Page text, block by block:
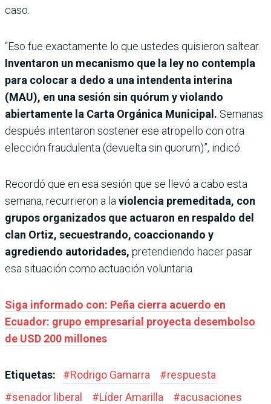
caso.
“Eso fue exactamente lo que ustedes quisieron saltear.
Inventaron un mecanismo que la ley no contempla
para colocar a dedo a una intendenta interina
(MAU), en una sesión sin quórum y violando
abiertamente la Carta Orgánica Municipal. Semanas
después intentaron sostener ese atropello con otra
elección fraudulenta (devuelta sin quorum)”, indicó.
Recordó que en esa sesión que se llevó a cabo esta
semana, recurrieron a la violencia premeditada, con
grupos organizados que actuaron en respaldo del
clan Ortiz, secuestrando, coaccionando y
agrediendo autoridades, pretendiendo hacer pasar
esa situación como actuación voluntaria.
Siga informado con: Peña cierra acuerdo en
Ecuador: grupo empresarial proyecta desembolso
de USD 200 millones
Etiquetas: #Rodrigo Gamarra #respuesta
#senador liberal #Líder Amarilla #acusaciones